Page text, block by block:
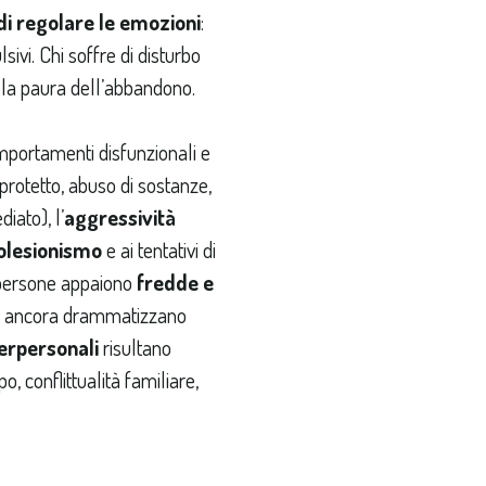
regolare le emozioni:
Chi soffre di disturbo
paura dell’abbandono.
disfunzionali e
abuso di sostanze,
l’aggressività
e ai tentativi di
appaiono fredde e
drammatizzano
risultano
conflittualità familiare,